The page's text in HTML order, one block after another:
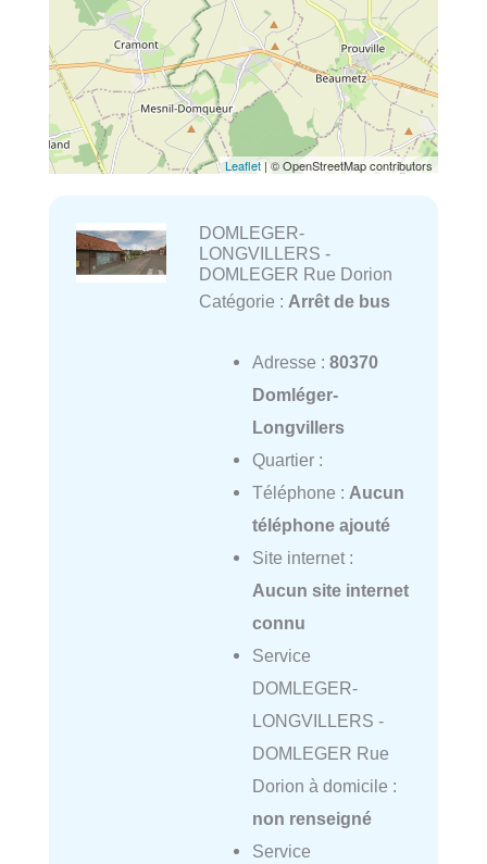
Leaflet | © OpenStreetMap contributors
DOMLEGER-
LONGVILLERS -
DOMLEGER Rue Dorion
Catégorie : Arrêt de bus
Adresse : 80370
Domléger-
Longvillers
Quartier :
Téléphone : Aucun
téléphone ajouté
Site internet :
Aucun site internet
connu
Service
DOMLEGER-
LONGVILLERS -
DOMLEGER Rue
Dorion à domicile :
non renseigné
Service